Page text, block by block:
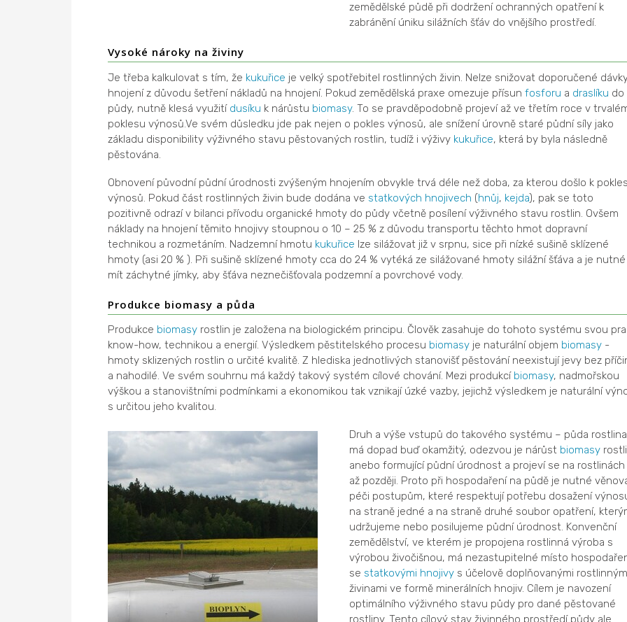
zemědělské půdě při dodržení ochranných opatření k
zabránění úniku silážních šťáv do vnějšího prostředí.
Vysoké nároky na živiny
Je třeba kalkulovat s tím, že kukuřice je velký spotřebitel rostlinných živin. Nelze snižovat doporučené
hnojení z důvodu šetření nákladů na hnojení. Pokud zemědělská praxe omezuje přísun fosforu a draslíku do
půdy, nutně klesá využití dusíku k nárůstu biomasy. To se pravděpodobně projeví až ve třetím roce v
poklesu výnosů.Ve svém důsledku jde pak nejen o pokles výnosů, ale snížení úrovně staré půdní síly jako
základu disponibility výživného stavu pěstovaných rostlin, tudíž i výživy kukuřice, která by byla následně
pěstována.
Obnovení původní půdní úrodnosti zvýšeným hnojením obvykle trvá déle než doba, za kterou došlo k
výnosů. Pokud část rostlinných živin bude dodána ve statkových hnojivech (hnůj, kejda), pak se toto
pozitivně odrazí v bilanci přívodu organické hmoty do půdy včetně posílení výživného stavu rostlin. Ovšem
náklady na hnojení těmito hnojivy stoupnou o 10 – 25 % z důvodu transportu těchto hmot dopravní
technikou a rozmetáním. Nadzemní hmotu kukuřice lze silážovat již v srpnu, sice při nízké sušině sklízené
hmoty (asi 20 % ). Při sušině sklízené hmoty cca do 24 % vytéká ze silážované hmoty silážní šťáva a je nutné
mít záchytné jímky, aby šťáva neznečišťovala podzemní a povrchové vody.
Produkce biomasy a půda
Produkce biomasyrostlin je založena na biologickém principu. Člověk zasahuje do tohoto systému svou
know-how, technikou a energií. Výsledkem pěstitelského procesu biomasyje naturální objem biomasy-
hmoty sklizených rostlin o určité kvalitě. Z hlediska jednotlivých stanovišť pěstování neexistují jevy bez
a nahodilé. Ve svém souhrnu má každý takový systém cílové chování. Mezi produkcí biomasy, nadmořskou
výškou a stanovištními podmínkami a ekonomikou tak vznikají úzké vazby, jejichž výsledkem je naturální
s určitou jeho kvalitou.
Druh a výše vstupů do takového systému – půda
má dopad buď okamžitý, odezvou je nárůst biomasy
anebo formující půdní úrodnost a projeví se na rostlinách
až později. Proto při hospodaření na půdě je nutné
péči postupům, které respektují potřebu dosažení
na straně jedné a na straně druhé soubor opatření,
udržujeme nebo posilujeme půdní úrodnost. Konvenční
zemědělství, ve kterém je propojena rostlinná výroba s
výrobou živočišnou, má nezastupitelné místo
se statkovými hnojivys účelově doplňovanými
živinami ve formě minerálních hnojiv. Cílem je navození
optimálního výživného stavu půdy pro dané pěstované
rostliny. Tento cílový stav živinného prostředí půdy ale